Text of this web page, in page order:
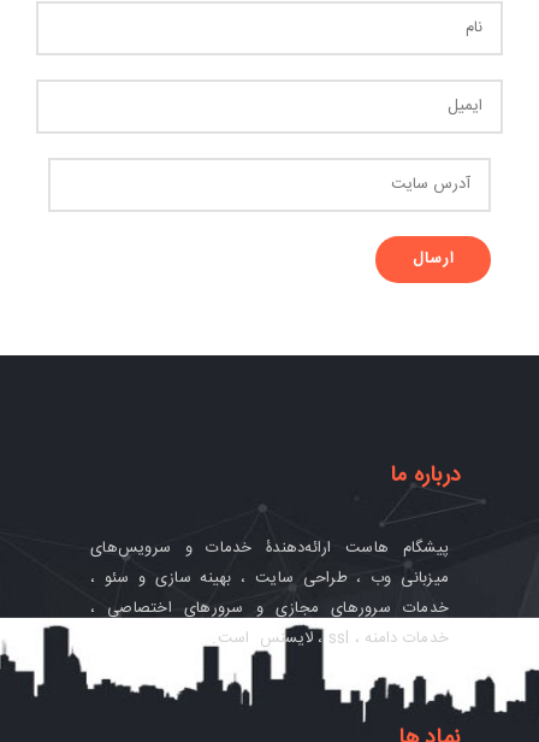
درباره ما
پیشگام‌ هاست ارائه‌دهندۀ خدمات و سرویس‌های
میزبانی وب ، طراحی سایت ، بهینه سازی و سئو ،
خدمات سرورهای مجازی و سرورهای اختصاصی ،
خدمات دامنه ، ssl ، لایسنس است.